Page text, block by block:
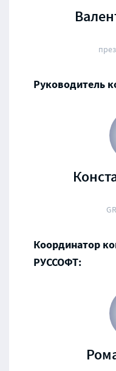
Руководитель
Координатор
РУССОФТ: